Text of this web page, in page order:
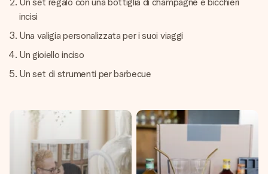
incisi
Una valigia personalizzata per i suoi viaggi
Un gioiello inciso
Un set di strumenti per barbecue